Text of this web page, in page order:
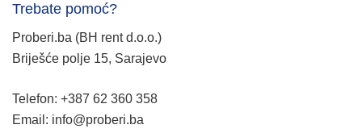
Trebate pomoć?
Proberi.ba (BH rent d.o.o.)
Briješće polje 15, Sarajevo
Telefon: +387 62 360 358
Email: info@proberi.ba